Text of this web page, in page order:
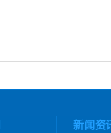
新闻资